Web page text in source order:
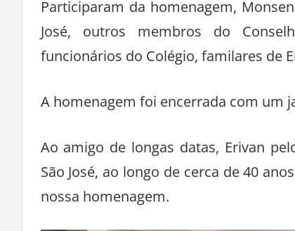
Participaram da homenagem,
José, outros membros do
funcionários do Colégio, familares de
A homenagem foi encerrada com um
Ao amigo de longas datas, Erivan
São José, ao longo de cerca de 40
nossa homenagem.